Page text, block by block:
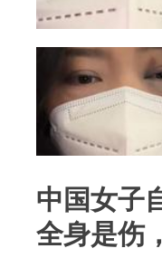
中国女子
全身是伤